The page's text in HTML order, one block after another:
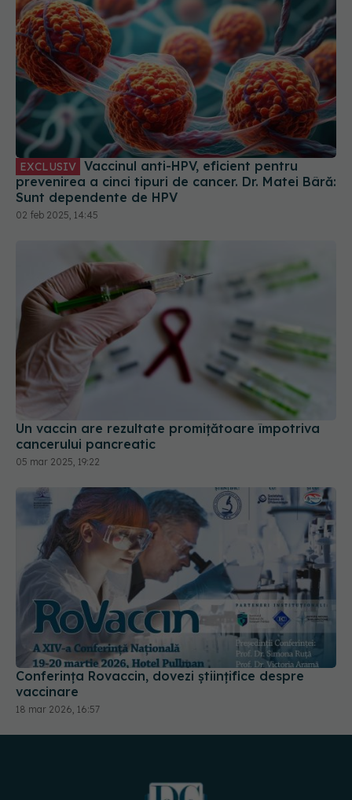
EXCLUSIV
prevenirea a cinci tipuri de cancer. Dr. Matei Bâră:
Sunt dependente de HPV
02 feb 2025, 14:45
Un vaccin are rezultate promițătoare împotriva
cancerului pancreatic
05 mar 2025, 19:22
Conferința Rovaccin, dovezi științifice despre
vaccinare
18 mar 2026, 16:57